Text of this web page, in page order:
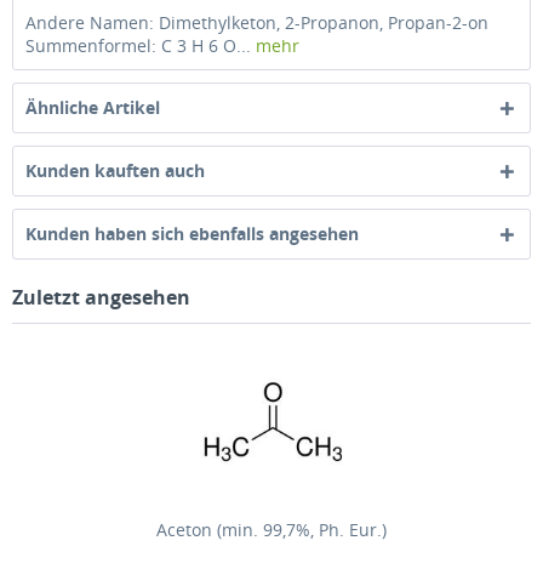
Andere Namen: Dimethylketon, 2-Propanon, Propan-2-on
Summenformel: C 3 H 6 O... mehr
Ähnliche Artikel
Kunden kauften auch
Kunden haben sich ebenfalls angesehen
Zuletzt angesehen
Aceton (min. 99,7%, Ph. Eur.)